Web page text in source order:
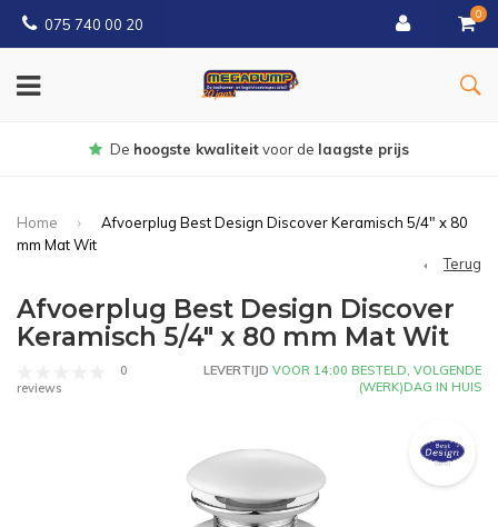
075 740 00 20
0
De hoogste kwaliteitvoor de laagste prijs
Home
Afvoerplug Best Design Discover Keramisch 5/4" x 80
mm Mat Wit
Terug
Afvoerplug Best Design Discover
Keramisch 5/4" x 80 mm Mat Wit
0
reviews
LEVERTIJD VOOR 14:00 BESTELD, VOLGENDE
(WERK)DAG IN HUIS